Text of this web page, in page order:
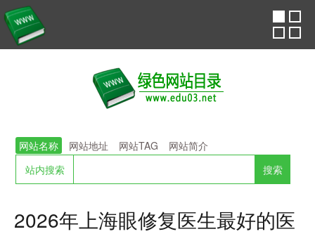
网站名称 网站地址 网站TAG
网站简介
站内搜索
2026年上海眼修复医生最好的医